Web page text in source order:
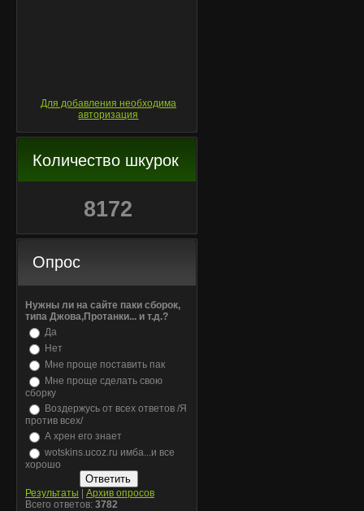
Для добавления необходима
авторизация
Количество шкурок
8172
Опрос
Нужны ли на сайте паки сборок,
типа Джова,Протанки... и т.д.?
Да
Нет
Мне проще поставить пак
Мне проще сделать свою
сборку
Воздержусь от всех ответов /Я
против всех/
А хрен его знает
wotskins.ucoz.ru имба...и все
хорошо
Результаты
Архив опросов
Всего ответов: 3782